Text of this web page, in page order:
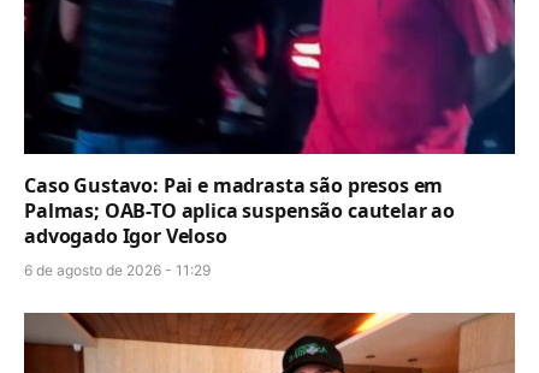
Caso Gustavo: Pai e madrasta são presos em
Palmas; OAB-TO aplica suspensão cautelar ao
advogado Igor Veloso
6 de agosto de 2026 - 11:29